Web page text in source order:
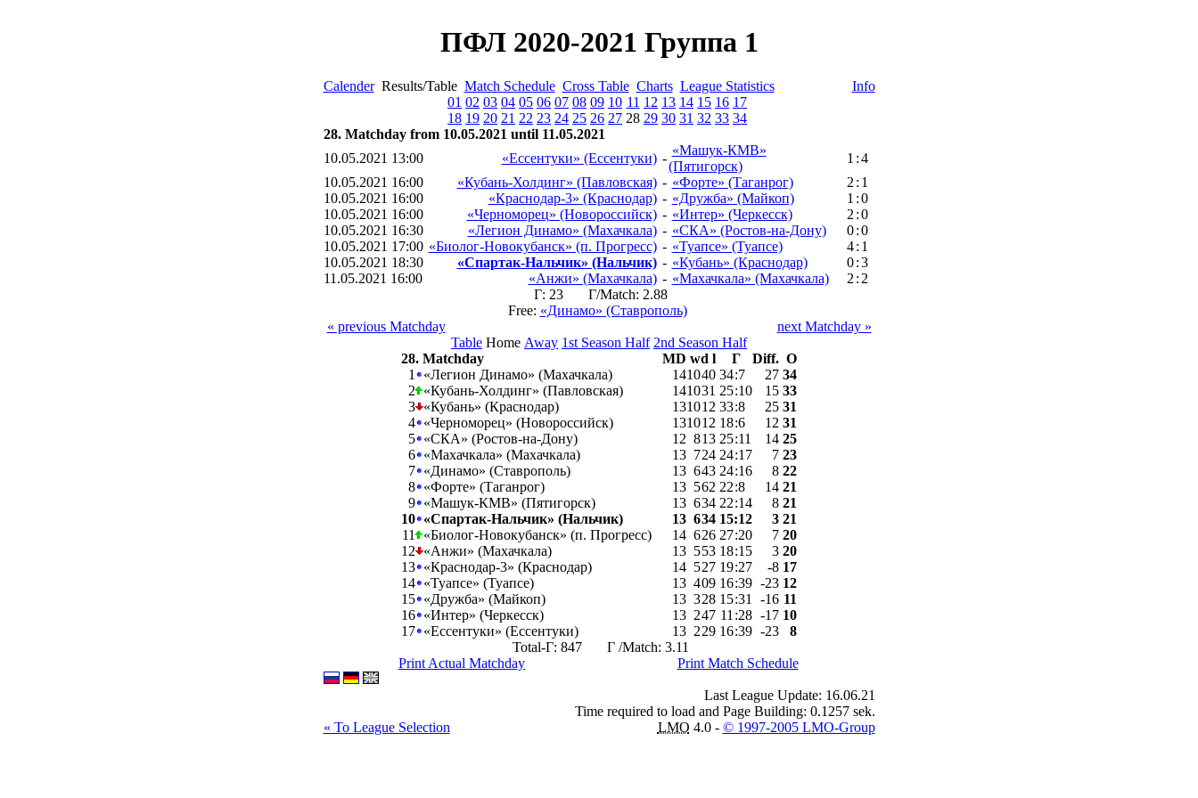
ПФЛ 2020-2021 Группа 1
CalenderResults/Table Match Schedule Cross Table Charts League Statistics
Info
01 02 03 04 05 06 07 08 09 10 11 12 13 14 15 16 17
18 19 20 21 22 23 24 25 26 27 28 29 30 31 32 33 34
28. Matchday from 10.05.2021 until 11.05.2021
10.05.2021 13:00
«Ессентуки» (Ессентуки) -
«Машук-КМВ»
(Пятигорск)
1 :4
10.05.2021 16:00
«Кубань-Холдинг» (Павловская) - «Форте» (Таганрог) 2 : 1
10.05.2021 16:00
«Краснодар-3» (Краснодар) - «Дружба» (Майкоп) 1 :0
10.05.2021 16:00
«Черноморец» (Новороссийск) - «Интер» (Черкесск) 2 :0
10.05.2021 16:30
«Легион Динамо» (Махачкала) - «СКА» (Ростов-на-Дону) 0 :0
10.05.2021 17:00 «Биолог-Новокубанск» (п. Прогресс) - «Туапсе» (Туапсе) 4 : 1
10.05.2021 18:30
«Спартак-Нальчик» (Нальчик) - «Кубань» (Краснодар) 0 :3
11.05.2021 16:00
«Анжи» (Махачкала) - «Махачкала» (Махачкала) 2 : 2
Г: 23 Г/Match: 2.88
Free: «Динамо» (Ставрополь)
« previous Matchday
next Matchday »
Table Home Away 1st Season Half 2nd Season Half
28. Matchday
MD wd l Г Diff. О
1
«Легион Динамо» (Махачкала) 141040 34:7 27 34
2
«Кубань-Холдинг» (Павловская) 141031 25:10 15 33
3 «Кубань» (Краснодар) 13101 2 33:8 25 31
4 «Черноморец» (Новороссийск) 13101 2 18:6 12 31
5 «СКА» (Ростов-на-Дону) 12 813 25:11 14 25
6 «Махачкала» (Махачкала) 13 724 24:17 7 23
7 «Динамо» (Ставрополь) 13 643 24:16 8 22
8 «Форте» (Таганрог) 13 562 22:8 14 21
9 «Машук-КМВ» (Пятигорск) 13 634 22:14 8 21
10 «Спартак-Нальчик» (Нальчик) 13 634 15:12 3 21
11
«Биолог-Новокубанск» (п. Прогресс) 14 626 27:20 7 20
12
«Анжи» (Махачкала) 13 553 18:15 3 20
13 «Краснодар-3» (Краснодар) 14 527 19:27 -8 17
14 «Туапсе» (Туапсе) 13 409 16:39 -23 12
15 «Дружба» (Майкоп) 13 328 15:31 -16 11
16 «Интер» (Черкесск) 13 247 11 :28 -17 10
17 «Ессентуки» (Ессентуки) 13 229 16:39 -23
8
Total-Г: 847 Г /Match: 3.11
Print Actual Matchday
Print Match Schedule
« To League Selection
Last League Update: 16.06.21
Time required to load and Page Building: 0.1257 sek.
LMO 4.0 - © 1997-2005 LMO-Group